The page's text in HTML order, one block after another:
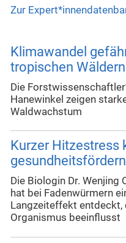
Zur
Klimawandel
tropischen Wäldern
Die
Hanewinkel zeigen
Waldwachstum
Kurzer Hitzestress
Die Biologin Dr. Wenjing
hat bei Fadenwürmern
Langzeiteffekt
Organismus beeinflusst